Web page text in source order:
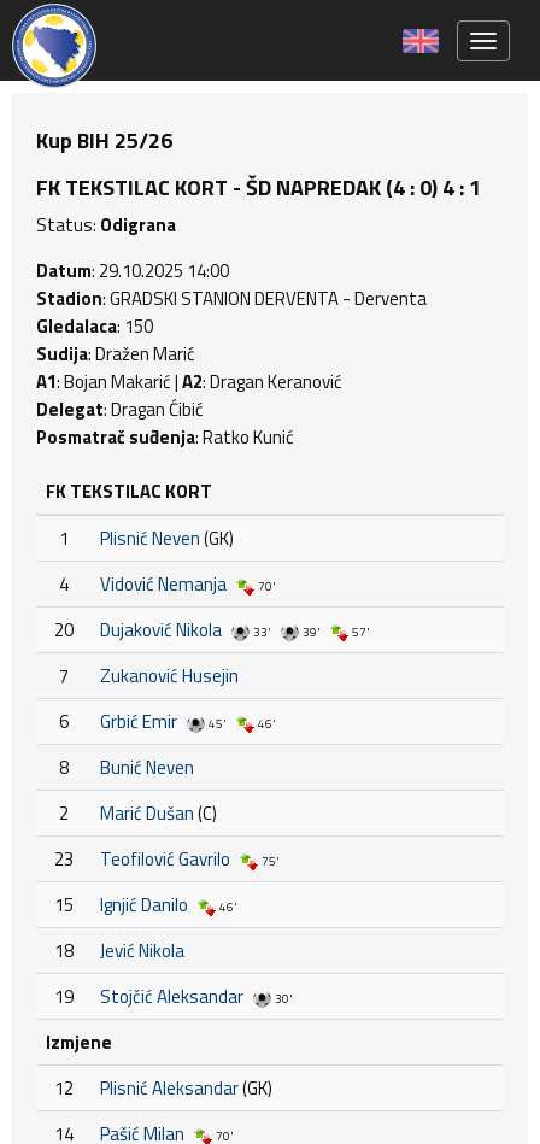
Kup BIH 25/26
FK TEKSTILAC KORT - ŠD NAPREDAK (4 : 0) 4 : 1
Status: Odigrana
Datum: 29.10.2025 14:00
Stadion: GRADSKI STANION DERVENTA - Derventa
Gledalaca: 150
Sudija: Dražen Marić
A1: Bojan Makarić |A2: Dragan Keranović
Delegat: Dragan Ćibić
Posmatrač suđenja: Ratko Kunić
FK TEKSTILAC KORT
1
Plisnić Neven(GK)
4
Vidović Nemanja 70'
20 Dujaković Nikola 33' 39' 57'
7
Zukanović Husejin
6
Grbić Emir 45' 46'
8
Bunić Neven
2
Marić Dušan(C)
23
Teofilović Gavrilo 75'
15 Ignjić Danilo 46'
18
Jević Nikola
19
Stojčić Aleksandar 30'
Izmjene
12
Plisnić Aleksandar(GK)
14
Pašić Milan 70'